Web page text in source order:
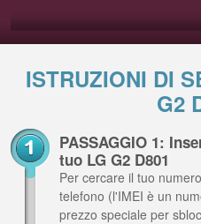
ISTRUZIONI DI
G2
PASSAGGIO 1:
tuo LG G2 D801
Per cercare il tuo
telefono (l'IMEI è un
prezzo speciale per